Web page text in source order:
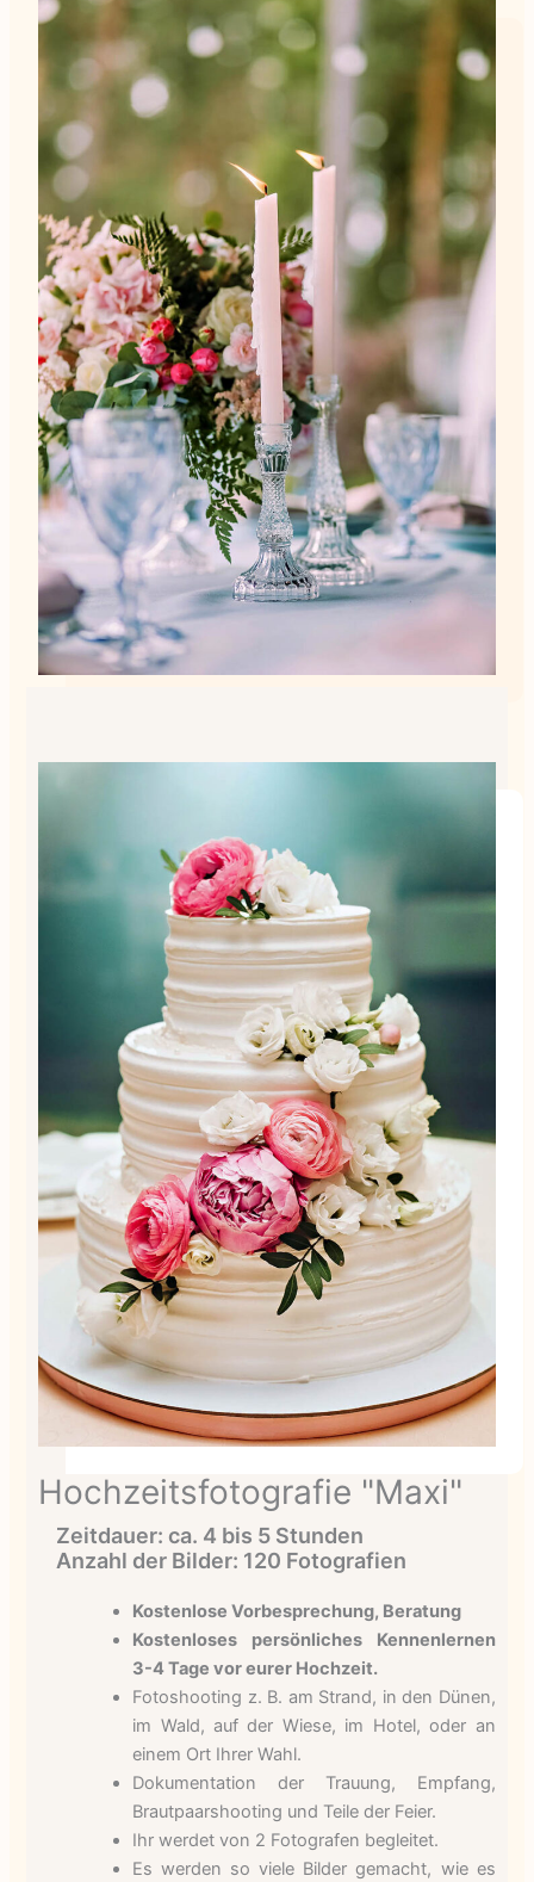
Hochzeitsfotografie "Maxi"
Zeitdauer: ca. 4 bis 5 Stunden
Anzahl der Bilder: 120 Fotografien
Kostenlose Vorbesprechung, Beratung
Kostenloses persönliches Kennenlernen
3-4 Tage vor eurer Hochzeit.
Fotoshooting z. B. am Strand, in den Dünen,
im Wald, auf der Wiese, im Hotel, oder an
einem Ort Ihrer Wahl.
Dokumentation der Trauung, Empfang,
Brautpaarshooting und Teile der Feier.
Ihr werdet von 2 Fotografen begleitet.
Es werden so viele Bilder gemacht, wie es